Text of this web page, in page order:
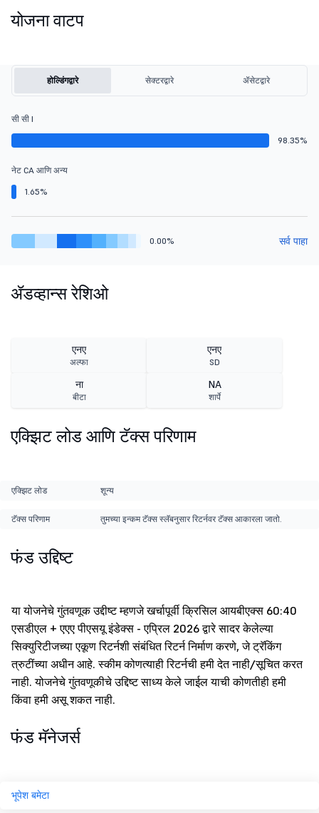
योजना वाटप
होल्डिंगद्वारे सेक्टरद्वारे ॲसेटद्वारे
सी सी I
98.35%
नेट CA आणि अन्य
1.65%
0.00% सर्व पाहा
ॲडव्हान्स रेशिओ
एनए
अल्फा
एनए
SD
ना
बीटा
NA
शार्पे
एक्झिट लोड आणि टॅक्स परिणाम
एक्झिट लोड शून्य
टॅक्स परिणाम तुमच्या इन्कम टॅक्स स्लॅबनुसार रिटर्नवर टॅक्स आकारला जातो.
फंड उद्दिष्ट
या योजनेचे गुंतवणूक उद्दीष्ट म्हणजे खर्चापूर्वी क्रिसिल आयबीएक्स 60:40
एसडीएल + एएए पीएसयू इंडेक्स - एप्रिल 2026 द्वारे सादर केलेल्या
सिक्युरिटीजच्या एकूण रिटर्नशी संबंधित रिटर्न निर्माण करणे, जे ट्रॅकिंग
त्रुटींच्या अधीन आहे. स्कीम कोणत्याही रिटर्नची हमी देत नाही/सूचित करत
नाही. योजनेचे गुंतवणूकीचे उद्दिष्ट साध्य केले जाईल याची कोणतीही हमी
किंवा हमी असू शकत नाही.
फंड मॅनेजर्स
भूपेश बमेटा